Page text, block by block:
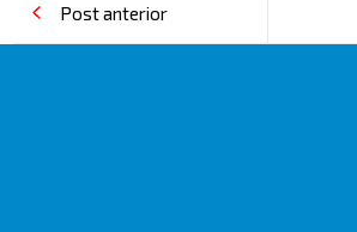
Post anterior